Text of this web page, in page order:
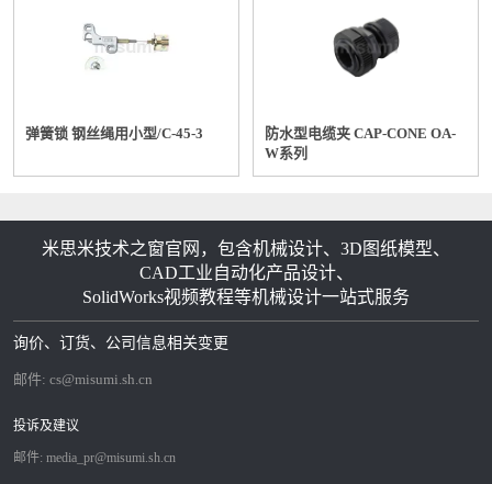
④不要施加张力
在电缆托架的内侧R内壁部上，外皮
应在沿着电缆托架外侧R的状态（不
下进行配线。
将电线固定在电缆托架固定部后，
固定电线时，请仅固定电缆托架的不
会活动的两个末端。
⑥电缆托架内的电缆占积率
⑦不要对外径有较大不同的
弹簧锁 钢丝绳用小型/C-45-3
防水型电缆夹 CAP-CONE OA-
W系列
米思米技术之窗官网，包含机械设计、3D图纸模型、
CAD工业自动化产品设计、
SolidWorks视频教程等机械设计一站式服务
询价、订货、公司信息相关变更
邮件: cs@misumi.sh.cn
投诉及建议
邮件: media_pr@misumi.sh.cn